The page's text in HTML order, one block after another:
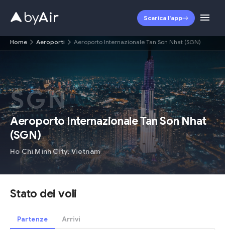
Scarica l'app
Home Aeroporti Aeroporto Internazionale Tan Son Nhat (SGN)
SGN
Aeroporto Internazionale Tan Son Nhat
(SGN)
Ho Chi Minh City,Vietnam
Stato dei voli
Partenze Arrivi